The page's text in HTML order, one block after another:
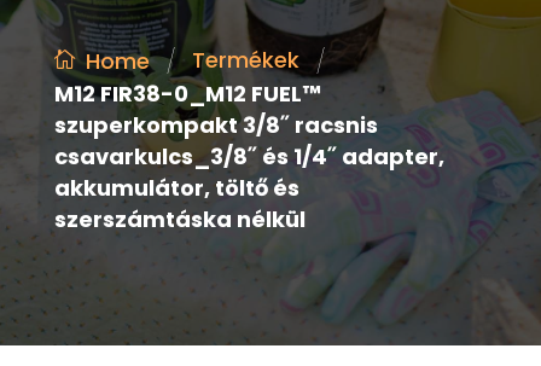
Home / Termékek /
M12 FIR38-0_M12 FUEL™
szuperkompakt 3/8˝ racsnis
csavarkulcs_3/8˝ és 1/4˝ adapter,
akkumulátor, töltő és
szerszámtáska nélkül